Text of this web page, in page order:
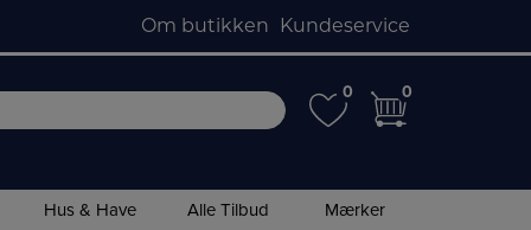
Om butikken Kundeservice
0
0 0
0
Hus & Have Alle Tilbud Mærker